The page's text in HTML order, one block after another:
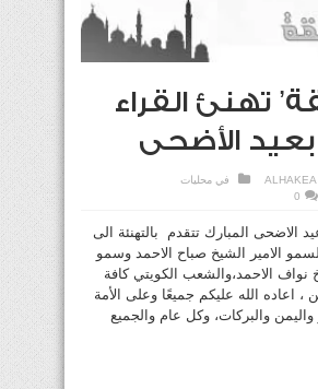
تهنئ القراء
بعيد الأضحى
ALHAKEA في محليات
0
الاضحى المبارك تتقدم
بالتهنئة الى
الامير الشيخ صباح الاحمد وسمو
نواف الاحمد،والشعب الكويتي كافة
، اعاده الله عليكم جميعًا وعلى الأمة
واليمن والبركات، وكل عام والجميع